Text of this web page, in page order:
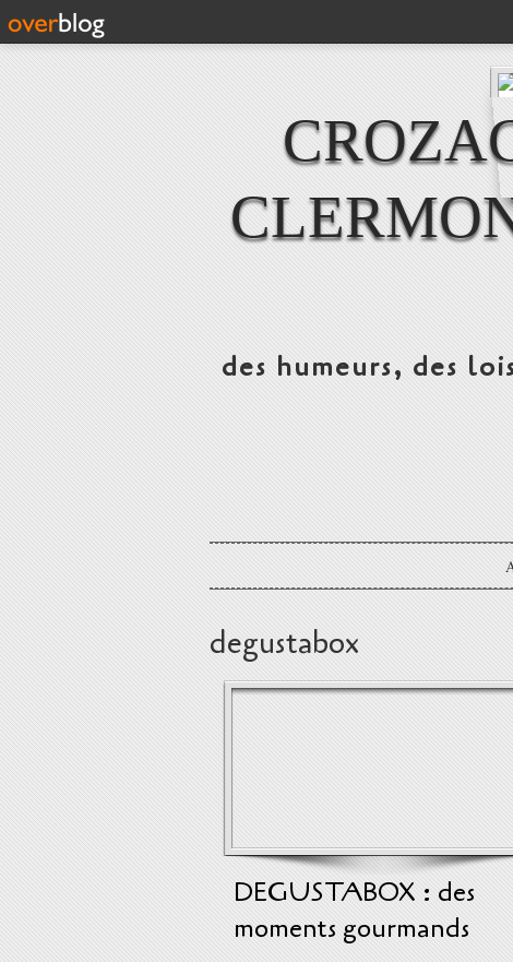
des humeurs, des
degustabox
DEGUSTABOX : des
moments gourmands